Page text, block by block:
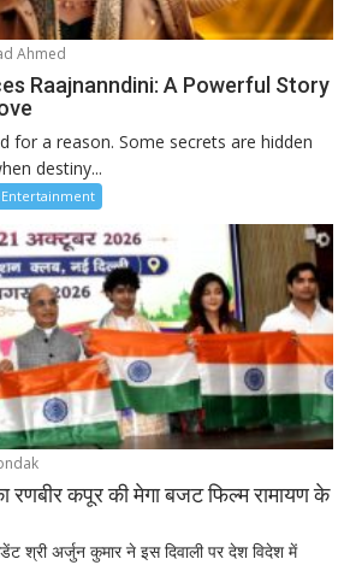
Ahmed
Raajnanndini: A Powerful Story
for a reason. Some secrets are hidden
destiny...
Entertainment
रणबीर कपूर की मेगा बजट फिल्म रामायण के
श्री अर्जुन कुमार ने इस दिवाली पर देश विदेश में